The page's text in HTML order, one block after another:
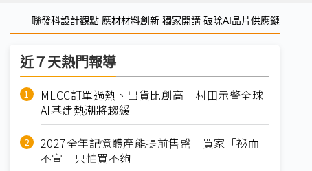
聯發科設計觀點 應材材料創新 獨家開講 破除AI晶片供應鏈
近７天熱門報導
MLCC訂單過熱、出貨比創高 村田示警全球
AI基建熱潮將趨緩
2027全年記憶體產能提前售罄 買家「祕而
不宣」只怕買不夠